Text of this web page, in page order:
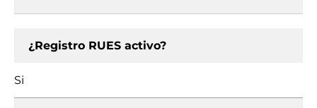
¿Registro RUES activo?
Si